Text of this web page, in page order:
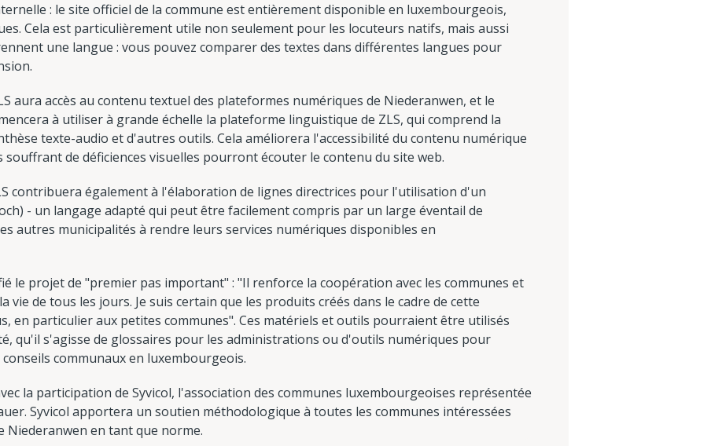
: le site officiel de la commune est entièrement disponible en luxembourgeois,
Cela est particulièrement utile non seulement pour les locuteurs natifs, mais aussi
une langue : vous pouvez comparer des textes dans différentes langues pour
aura accès au contenu textuel des plateformes numériques de Niederanwen, et le
à utiliser à grande échelle la plateforme linguistique de ZLS, qui comprend la
texte-audio et d'autres outils. Cela améliorera l'accessibilité du contenu numérique
souffrant de déficiences visuelles pourront écouter le contenu du site web.
contribuera également à l'élaboration de lignes directrices pour l'utilisation d'un
- un langage adapté qui peut être facilement compris par un large éventail de
autres municipalités à rendre leurs services numériques disponibles en
le projet de "premier pas important" : "Il renforce la coopération avec les communes et
vie de tous les jours. Je suis certain que les produits créés dans le cadre de cette
en particulier aux petites communes". Ces matériels et outils pourraient être utilisés
qu'il s'agisse de glossaires pour les administrations ou d'outils numériques pour
communaux en luxembourgeois.
la participation de Syvicol, l'association des communes luxembourgeoises représentée
Syvicol apportera un soutien méthodologique à toutes les communes intéressées
Niederanwen en tant que norme.